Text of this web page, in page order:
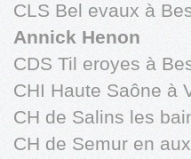
CLS Bel evaux à
Annick Henon
CDS Til eroyes à
CHI Haute Saône à
CH de Salins les
CH de Semur en